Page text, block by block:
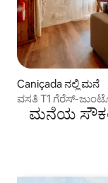
Caniçada ನಲ್ಲಿ ಮನೆ
ವಸತಿ T1 ಗೆರೆಸ್-
ಮನೆಯ